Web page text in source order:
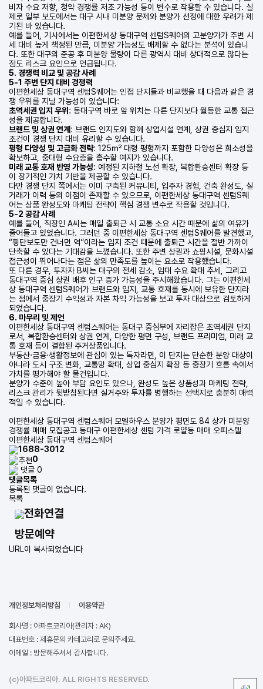
비자 수요 저항, 청약 경쟁률 저조 가능성 등이 변수로 작용할 수 있습니다. 실
제로 일부 보도에서는 대구 시내 미분양 문제와 분양가 선정에 대한 우려가 제
기된 바 있습니다.
예를 들어, 기사에서는 이편한세상 동대구역 센텀S퀘어의 고분양가가 주변 시
세 대비 높게 책정된 만큼, 미분양 가능성도 배제할 수 없다는 분석이 있습니
다. 또한 대구의 준공 후 미분양 물량이 다른 광역시 대비 상대적으로 많다는
점도 리스크 요인으로 언급됩니다.
5. 경쟁력 비교 및 공감 사례
5-1 주변 단지 대비 경쟁력
이편한세상 동대구역 센텀S퀘어는 인접 단지들과 비교했을 때 다음과 같은 경
쟁 우위를 지닐 가능성이 있습니다:
초역세권 입지 우위 : 동대구역 바로 앞 위치는 다른 단지보다 월등한 교통 접근
성을 제공합니다.
브랜드 및 상권 연계 : 브랜드 인지도와 함께 상업시설 연계, 상권 중심지 입지
조건이 경쟁 단지 대비 유리할 수 있습니다.
평형 다양성 및 고급화 전략: 125㎡ 대형 평형까지 포함한 다양성은 희소성을
확보하고, 중대형 수요층을 흡수할 여지가 있습니다.
미래 교통 호재 반영 가능성: 예정된 지하철 노선 확장, 복합환승센터 확장 등
이 장기적인 가치 기반을 제공할 수 있습니다.
다만 경쟁 단지 쪽에서는 이미 구축된 커뮤니티, 입주자 경험, 건축 완성도, 실
거래가 이력 등의 이점이 존재할 수 있으므로, 이편한세상 동대구역 센텀S퀘
어는 상품 완성도와 마케팅 전략이 핵심 경쟁 변수로 작용할 것입니다.
5-2 공감 사례
예를 들어, 직장인 A씨는 매일 출퇴근 시 교통 소요 시간 때문에 삶의 여유가
줄어들고 있었습니다. 그러던 중 이편한세상 동대구역 센텀S퀘어를 발견했고,
“횡단보도만 건너면 역”이라는 입지 조건 때문에 출퇴근 시간을 절반 가까이
단축할 수 있다는 기대감을 느꼈습니다. 또한 주변 상권과 쇼핑시설, 문화시설
접근성이 뛰어나다는 점은 삶의 만족도를 높이는 요소로 작용했습니다.
또 다른 경우, 투자자 B씨는 대구의 전세 감소, 임대 수요 확대 추세, 그리고
동대구역 중심 상권 배후 인구 증가 가능성을 주시해왔습니다. 그는 이편한세
상 동대구역 센텀S퀘어가 브랜드와 입지, 교통 호재를 동시에 보유한 단지라
는 점에서 중장기 수익성과 자본 차익 가능성을 보고 투자 대상으로 검토하게
되었습니다.
6. 마무리 및 제언
이편한세상 동대구역 센텀스퀘어는 동대구 중심부에 자리잡은 초역세권 단지
로서, 복합환승센터와 상권 연계, 다양한 평면 구성, 브랜드 프리미엄, 미래 교
통 호재 등이 결합된 주거상품입니다.
부동산·금융·생활정보에 관심이 있는 독자라면, 이 단지는 단순한 분양 대상이
아니라 도시 구조 변화, 교통망 확대, 상업 중심지 확장 등 중장기 흐름 속에서
가치를 평가해야 할 물건입니다.
분양가 수준이 높아 부담 요인도 있으나, 완성도 높은 상품성과 마케팅 전략,
리스크 관리가 뒷받침된다면 실거주와 투자를 병행하는 선택지로 충분히 매력
적일 수 있습니다.
이편한세상 동대구역 센텀스퀘어 모델하우스 분양가 평면도 84 상가 미분양
경쟁률 매매 모집공고 동대구 이편한세상 센텀 가격 로얄동 매매 오피스텔
이편한세상 동대구역 센텀스퀘어
1688-3012
0
댓글 0
댓글목록
등록된 댓글이 없습니다.
목록
전화연결
방문예약
URL이 복사되었습니다
개인정보처리방침 이용약관
회사명 : 아파트코리아(관리자 : AK)
대표번호 : 제휴문의 카테고리로 문의주세요.
이메일 : 방문해주셔서 감사합니다.
(c)아파트코리아. ALL RIGHTS RESERVED.